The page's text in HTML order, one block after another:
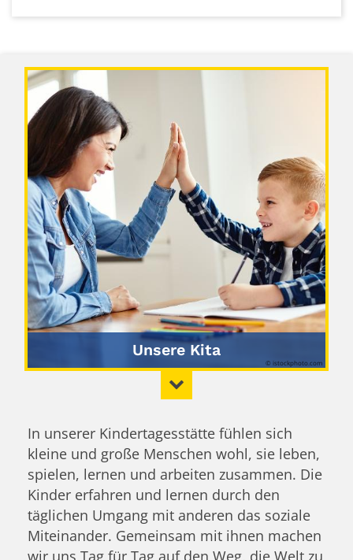
Unsere Kita
© istockphoto.com
In unserer Kindertagesstätte fühlen sich
kleine und große Menschen wohl, sie leben,
spielen, lernen und arbeiten zusammen. Die
Kinder erfahren und lernen durch den
täglichen Umgang mit anderen das soziale
Miteinander. Gemeinsam mit ihnen machen